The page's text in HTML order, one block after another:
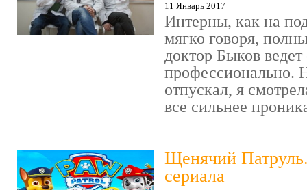
11 Январь 2017
Интерны, как на
мягко говоря,
доктор Быков ведет
профессионально.
отпускал, я
все сильнее
Щенячий
сериала